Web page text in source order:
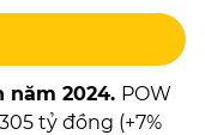
năm 2024. POW
tỷ đồng (+7%